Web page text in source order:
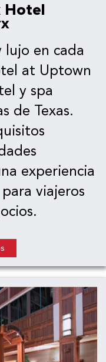
Hotel
lujo en cada
at Uptown
y spa
de Texas.
experiencia
viajeros